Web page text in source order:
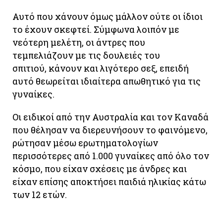
Αυτό που χάνουν όμως μάλλον ούτε οι ίδιοι
το έχουν σκεφτεί. Σύμφωνα λοιπόν με
νεότερη μελέτη, οι άντρες που
τεμπελιάζουν με τις δουλειές του
σπιτιού, κάνουν και λιγότερο σεξ, επειδή
αυτό θεωρείται ιδιαίτερα απωθητικό για τις
γυναίκες.
Οι ειδικοί από την Αυστραλία και τον Καναδά
που θέλησαν να διερευνήσουν το φαινόμενο,
ρώτησαν μέσω ερωτηματολογίων
περισσότερες από 1.000 γυναίκες από όλο τον
κόσμο, που είχαν σχέσεις με άνδρες και
είχαν επίσης αποκτήσει παιδιά ηλικίας κάτω
των 12 ετών.